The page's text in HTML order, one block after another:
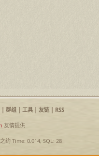
| 群组| 工具| 友链| RSS
友情提供
约Time: 0.014, SQL: 28